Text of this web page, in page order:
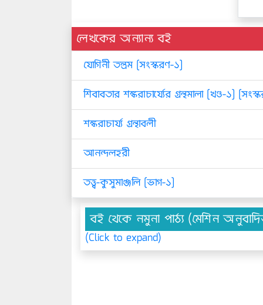
লেখকের অন্যান্য বই
যোগিনী তন্ত্রম [সংস্করণ-১]
শিবাবতার শঙ্করাচার্য্যের গ্রন্থমালা [খণ্ড-১]
শঙ্করাচার্য্য গ্রন্থাবলী
আনন্দলহরী
তত্ত্ব-কুসুমাঞ্জলি [ভাগ-১]
বই থেকে নমুনা পাঠ্য (মেশিন
(Click to expand)